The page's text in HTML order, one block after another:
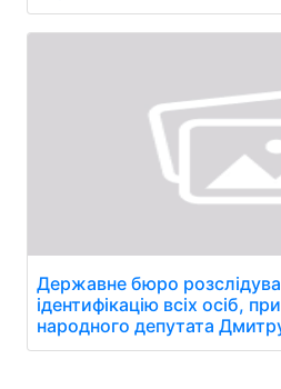
Державне бюро
ідентифікацію всіх осіб,
народного депутата